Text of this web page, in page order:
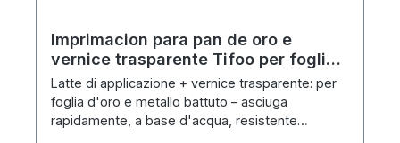
Imprimacion para pan de oro e
vernice trasparente Tifoo per foglia
d'oro e metallo martellato (2 x 500
ml)
Latte di applicazione + vernice trasparente: per
foglia d'oro e metallo battuto – asciuga
rapidamente, a base d'acqua, resistente